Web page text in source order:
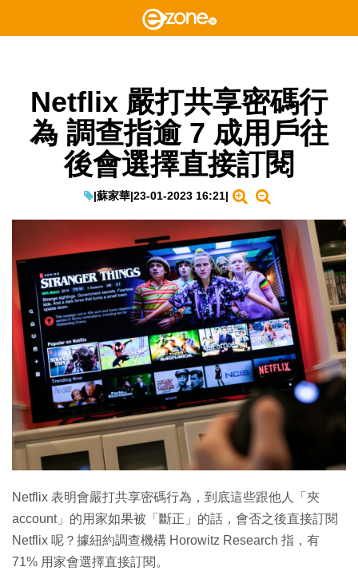
Netflix 嚴打共享密碼行
為 調查指逾 7 成用戶往
後會選擇直接訂閱
|蘇家華|23-01-2023 16:21|
Netflix 表明會嚴打共享密碼行為，到底這些跟他人「夾
account」的用家如果被「斷正」的話，會否之後直接訂閱
Netflix 呢？據紐約調查機構 Horowitz Research 指，有
71% 用家會選擇直接訂閱。